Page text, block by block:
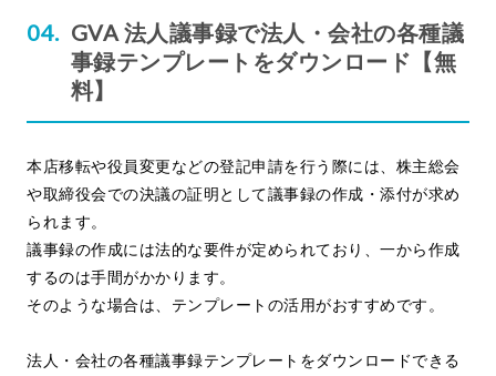
GVA 法人議事録で法人・会社の各種議
事録テンプレートをダウンロード【無
料】
本店移転や役員変更などの登記申請を行う際には、株主総会
や取締役会での決議の証明として議事録の作成・添付が求め
られます。
議事録の作成には法的な要件が定められており、一から作成
するのは手間がかかります。
そのような場合は、テンプレートの活用がおすすめです。
法人・会社の各種議事録テンプレートをダウンロードできる